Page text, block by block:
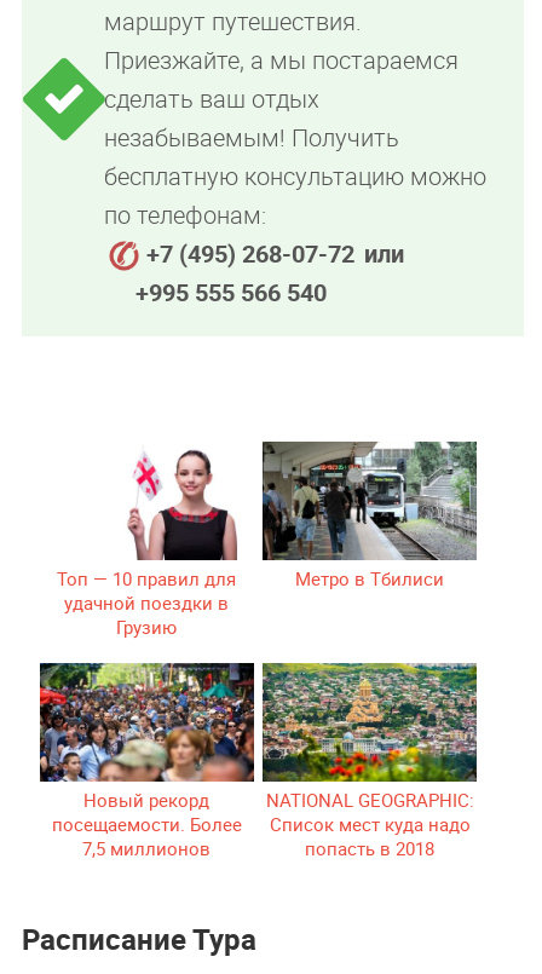
маршрут путешествия.
Приезжайте, а мы постараемся
сделать ваш отдых
незабываемым! Получить
бесплатную консультацию можно
по телефонам:
+7 (495) 268-07-72 или
+995 555 566 540
Топ — 10 правил для
удачной поездки в
Грузию
Метро в Тбилиси
Новый рекорд
посещаемости. Более
7,5 миллионов
NATIONAL GEOGRAPHIC:
Список мест куда надо
попасть в 2018
Расписание Тура